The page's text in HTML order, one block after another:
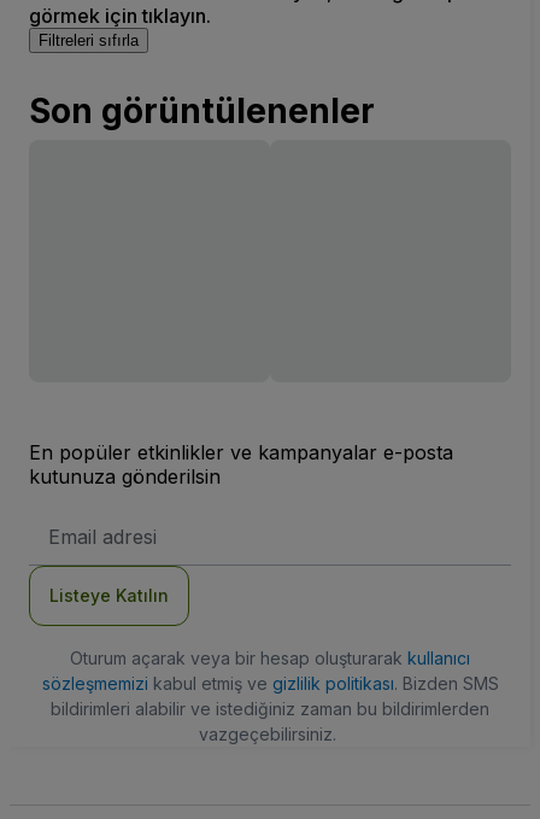
görmek için tıklayın.
Filtreleri sıfırla
Son görüntülenenler
En popüler etkinlikler ve kampanyalar e-posta
kutunuza gönderilsin
posta
Listeye Katılın
Oturum açarak veya bir hesap oluşturarak kullanıcı
sözleşmemizi kabul etmiş ve gizlilik politikası. Bizden SMS
bildirimleri alabilir ve istediğiniz zaman bu bildirimlerden
vazgeçebilirsiniz.